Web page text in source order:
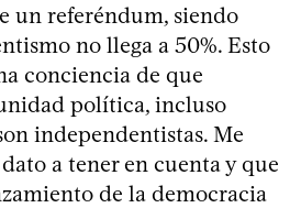
un referéndum, siendo
no llega a 50%. Esto
conciencia de que
política, incluso
independentistas. Me
a tener en cuenta y que
de la democracia